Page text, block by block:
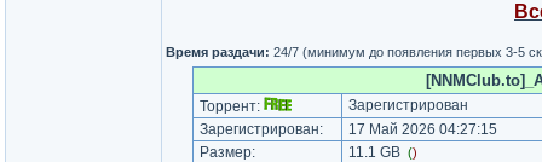
Время раздачи: 24/7 (минимум до появления первых 3-5
Торрент:
Зарегистрирован
Зарегистрирован:
17 Май 2026 04:27:15
Размер:
11.1 GB ()